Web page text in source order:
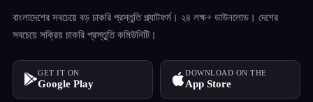
বাংলাদেশের সবচেয়ে বড় চাকরি প্রস্তুতি প্ল্যাটফর্ম। ২৪ লক্ষ+ ডাউনলোড। দেশের
সবচেয়ে সক্রিয় চাকরি প্রস্তুতি কমিউনিটি।
GET IT ON
Google Play
DOWNLOAD ON THE
App Store